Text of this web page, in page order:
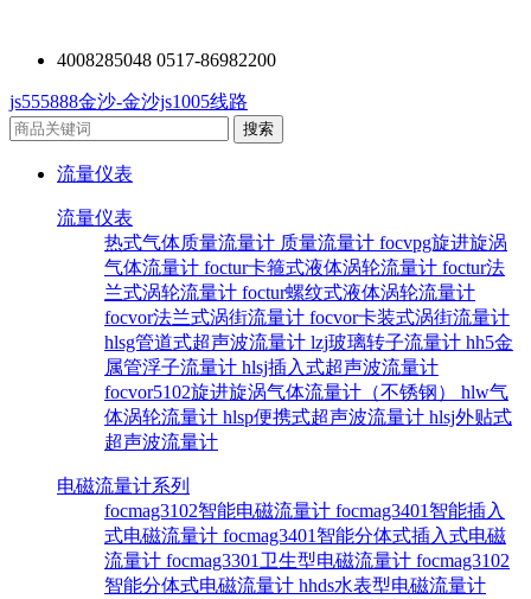
4008285048 0517-86982200
js555888金沙-金沙js1005线路
流量仪表
流量仪表
热式气体质量流量计 质量流量计 focvpg旋进旋涡
气体流量计 foctur卡箍式液体涡轮流量计 foctur法
兰式涡轮流量计 foctur螺纹式液体涡轮流量计
focvor法兰式涡街流量计 focvor卡装式涡街流量计
hlsg管道式超声波流量计 lzj玻璃转子流量计 hh5金
属管浮子流量计 hlsj插入式超声波流量计
focvor5102旋进旋涡气体流量计（不锈钢） hlw气
体涡轮流量计 hlsp便携式超声波流量计 hlsj外贴式
超声波流量计
电磁流量计系列
focmag3102智能电磁流量计 focmag3401智能插入
式电磁流量计 focmag3401智能分体式插入式电磁
流量计 focmag3301卫生型电磁流量计 focmag3102
智能分体式电磁流量计 hhds水表型电磁流量计